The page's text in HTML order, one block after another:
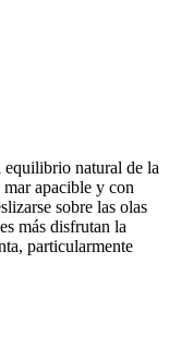
equilibrio natural de la
apacible y con
sobre las olas
más disfrutan la
particularmente